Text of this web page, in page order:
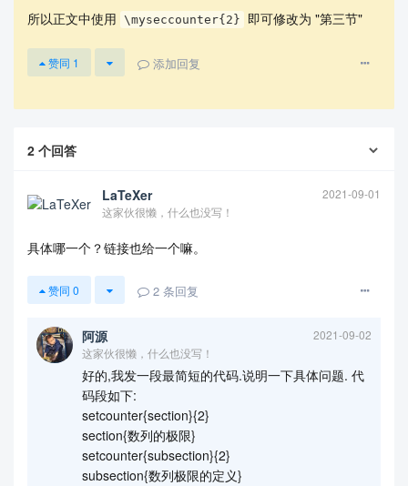
所以正文中使用 \myseccounter{2} 即可修改为 "第三节"
赞同 1 添加回复
2 个回答
LaTeXer
2021-09-01
这家伙很懒，什么也没写！
具体哪一个？链接也给一个嘛。
赞同 0 2 条回复
阿源
2021-09-02
这家伙很懒，什么也没写！
好的,我发一段最简短的代码.说明一下具体问题. 代
码段如下:
setcounter{section}{2}
section{数列的极限}
setcounter{subsection}{2}
subsection{数列极限的定义}